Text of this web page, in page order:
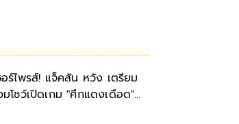
อร์ไพรส์! แจ็คสัน หวัง เตรียม
มโชว์เปิดเกม "ศึกแดงเดือด"